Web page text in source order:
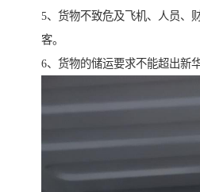
5、货物不致危及飞机、人员、
客。
6、货物的储运要求不能超出新